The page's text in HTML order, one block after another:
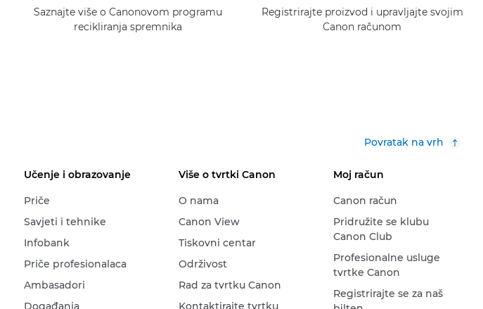
Saznajte više o Canonovom programu
recikliranja spremnika
Registrirajte proizvod i upravljajte svojim
Canon računom
Povratak na vrh
Učenje i obrazovanje
Priče
Savjeti i tehnike
Infobank
Priče profesionalaca
Ambasadori
Događanja
Više o tvrtki Canon
O nama
Canon View
Tiskovni centar
Održivost
Rad za tvrtku Canon
Kontaktirajte tvrtku
Moj račun
Canon račun
Pridružite se klubu
Canon Club
Profesionalne usluge
tvrtke Canon
Registrirajte se za naš